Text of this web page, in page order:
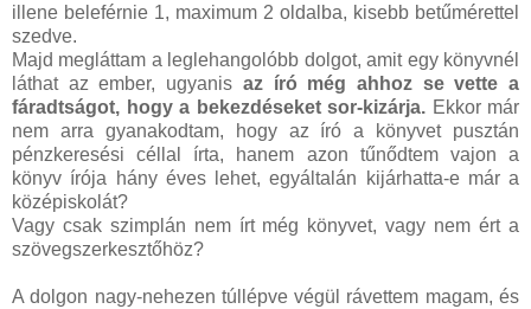
illene beleférnie 1, maximum 2 oldalba, kisebb betűmérettel
szedve.
Majd megláttam a leglehangolóbb dolgot, amit egy könyvnél
láthat az ember, ugyanis az író még ahhoz se vette a
fáradtságot, hogy a bekezdéseket sor-kizárja. Ekkor már
nem arra gyanakodtam, hogy az író a könyvet pusztán
pénzkeresési céllal írta, hanem azon tűnődtem vajon a
könyv írója hány éves lehet, egyáltalán kijárhatta-e már a
középiskolát?
Vagy csak szimplán nem írt még könyvet, vagy nem ért a
szövegszerkesztőhöz?
A dolgon nagy-nehezen túllépve végül rávettem magam, és